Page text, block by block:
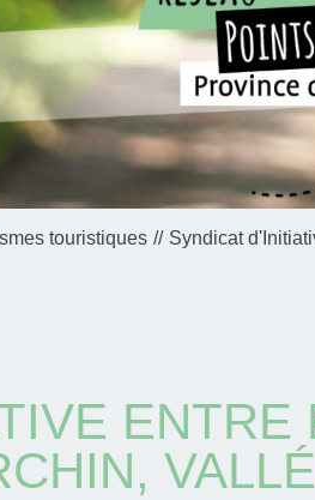
touristiques Syndicat